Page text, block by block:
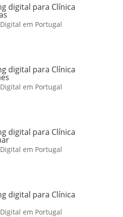
digital para Clínica
em Portugal
digital para Clínica
em Portugal
digital para Clínica
em Portugal
digital para Clínica
em Portugal